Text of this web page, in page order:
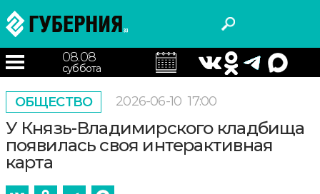
08.08
суббота
ОБЩЕСТВО 2026-06-10 17:00
У Князь-Владимирского кладбища
появилась своя интерактивная
карта